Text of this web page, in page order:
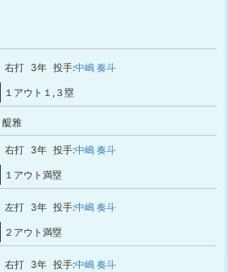
右打 3年 投手:中嶋 奏斗
１アウト１,３塁
醍雅
右打 3年 投手:中嶋 奏斗
１アウト満塁
左打 3年 投手:中嶋 奏斗
２アウト満塁
右打 3年 投手:中嶋 奏斗